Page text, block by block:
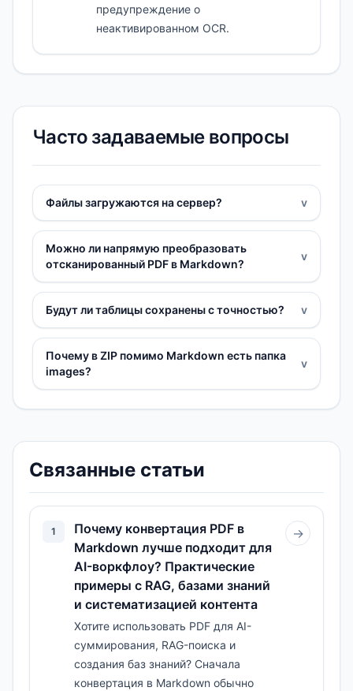
предупреждение о
неактивированном OCR.
Часто задаваемые вопросы
Файлы загружаются на сервер? v
Можно ли напрямую преобразовать
отсканированный PDF в Markdown?
v
Будут ли таблицы сохранены с точностью? v
Почему в ZIP помимо Markdown есть папка
images?
v
Связанные статьи
1
Почему конвертация PDF в
Markdown лучше подходит для
AI-воркфлоу? Практические
примеры с RAG, базами знаний
и систематизацией контента
Хотите использовать PDF для AI-
суммирования, RAG-поиска и
создания баз знаний? Сначала
конвертация в Markdown обычно
→